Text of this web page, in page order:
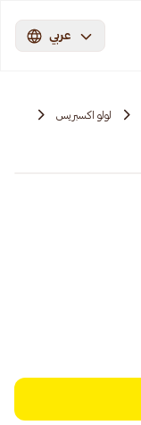
عربي
لولو اكسبريس